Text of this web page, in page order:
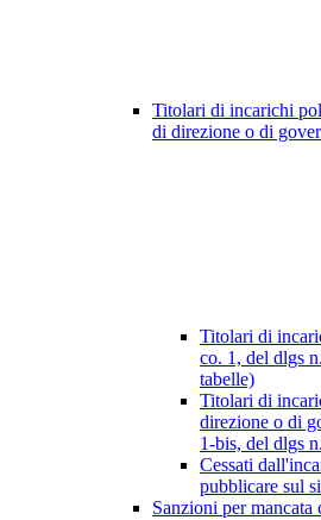
Titolari di incarichi
di direzione o di
Titolari di
co. 1, del dlgs
tabelle)
Titolari di
direzione o di
1-bis, del dlgs
Cessati
pubblicare sul
Sanzioni per